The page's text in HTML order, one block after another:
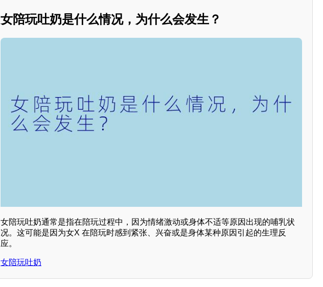
女陪玩吐奶是什么情况，为什么会发生？
女陪玩吐奶通常是指在陪玩过程中，因为情绪激动或身体不适等原因出现的哺乳状
况。这可能是因为女X 在陪玩时感到紧张、兴奋或是身体某种原因引起的生理反
应。
女陪玩吐奶